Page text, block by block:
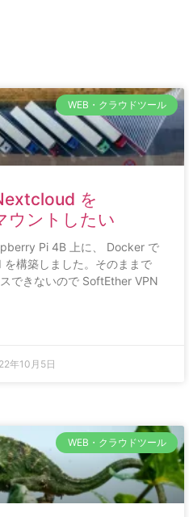
WEB・クラウドツール
を
ウントしたい
Pi 4B 上に、 Docker で
構築しました。そのままで
できないので SoftEther VPN
年10月5日
WEB・クラウドツール